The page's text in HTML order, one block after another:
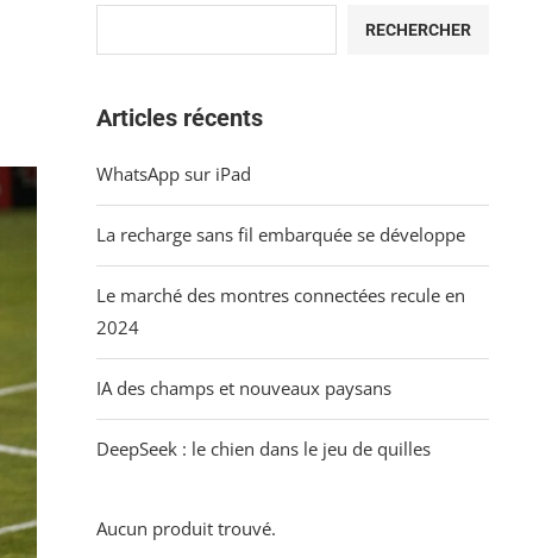
RECHERCHER
Articles récents
WhatsApp sur iPad
La recharge sans fil embarquée se développe
Le marché des montres connectées recule en
2024
IA des champs et nouveaux paysans
DeepSeek : le chien dans le jeu de quilles
Aucun produit trouvé.